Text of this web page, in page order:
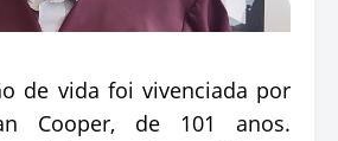
de vida foi vivenciada por
Cooper, de 101 anos.